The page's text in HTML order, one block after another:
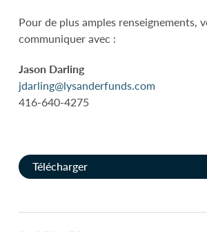
Pour de plus amples renseignements,
communiquer avec :
Jason Darling
jdarling@lysanderfunds.com
416-640-4275
Télécharger